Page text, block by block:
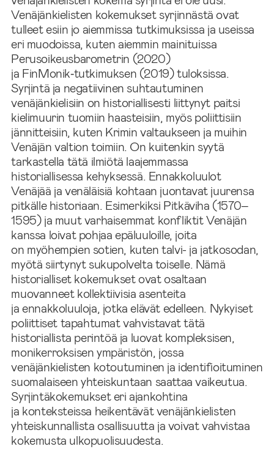
Venäjänkielisten kokemukset syrjinnästä ovat
tulleet esiin jo aiemmissa tutkimuksissa ja useissa
eri muodoissa, kuten aiemmin mainituissa
Perusoikeusbarometrin (2020)
ja FinMonik‑tutkimuksen (2019) tuloksissa.
Syrjintä ja negatiivinen suhtautuminen
venäjänkielisiin on historiallisesti liittynyt paitsi
kielimuurin tuomiin haasteisiin, myös poliittisiin
jännitteisiin, kuten Krimin valtaukseen ja muihin
Venäjän valtion toimiin. On kuitenkin syytä
tarkastella tätä ilmiötä laajemmassa
historiallisessa kehyksessä. Ennakkoluulot
Venäjää ja venäläisiä kohtaan juontavat juurensa
pitkälle historiaan. Esimerkiksi Pitkäviha (1570–
1595) ja muut varhaisemmat konfliktit Venäjän
kanssa loivat pohjaa epäluuloille, joita
on myöhempien sotien, kuten talvi- ja jatkosodan,
myötä siirtynyt sukupolvelta toiselle. Nämä
historialliset kokemukset ovat osaltaan
muovanneet kollektiivisia asenteita
ja ennakkoluuloja, jotka elävät edelleen. Nykyiset
poliittiset tapahtumat vahvistavat tätä
historiallista perintöä ja luovat kompleksisen,
monikerroksisen ympäristön, jossa
venäjänkielisten kotoutuminen ja identifioituminen
suomalaiseen yhteiskuntaan saattaa vaikeutua.
Syrjintäkokemukset eri ajankohtina
ja konteksteissa heikentävät venäjänkielisten
yhteiskunnallista osallisuutta ja voivat vahvistaa
kokemusta ulkopuolisuudesta.